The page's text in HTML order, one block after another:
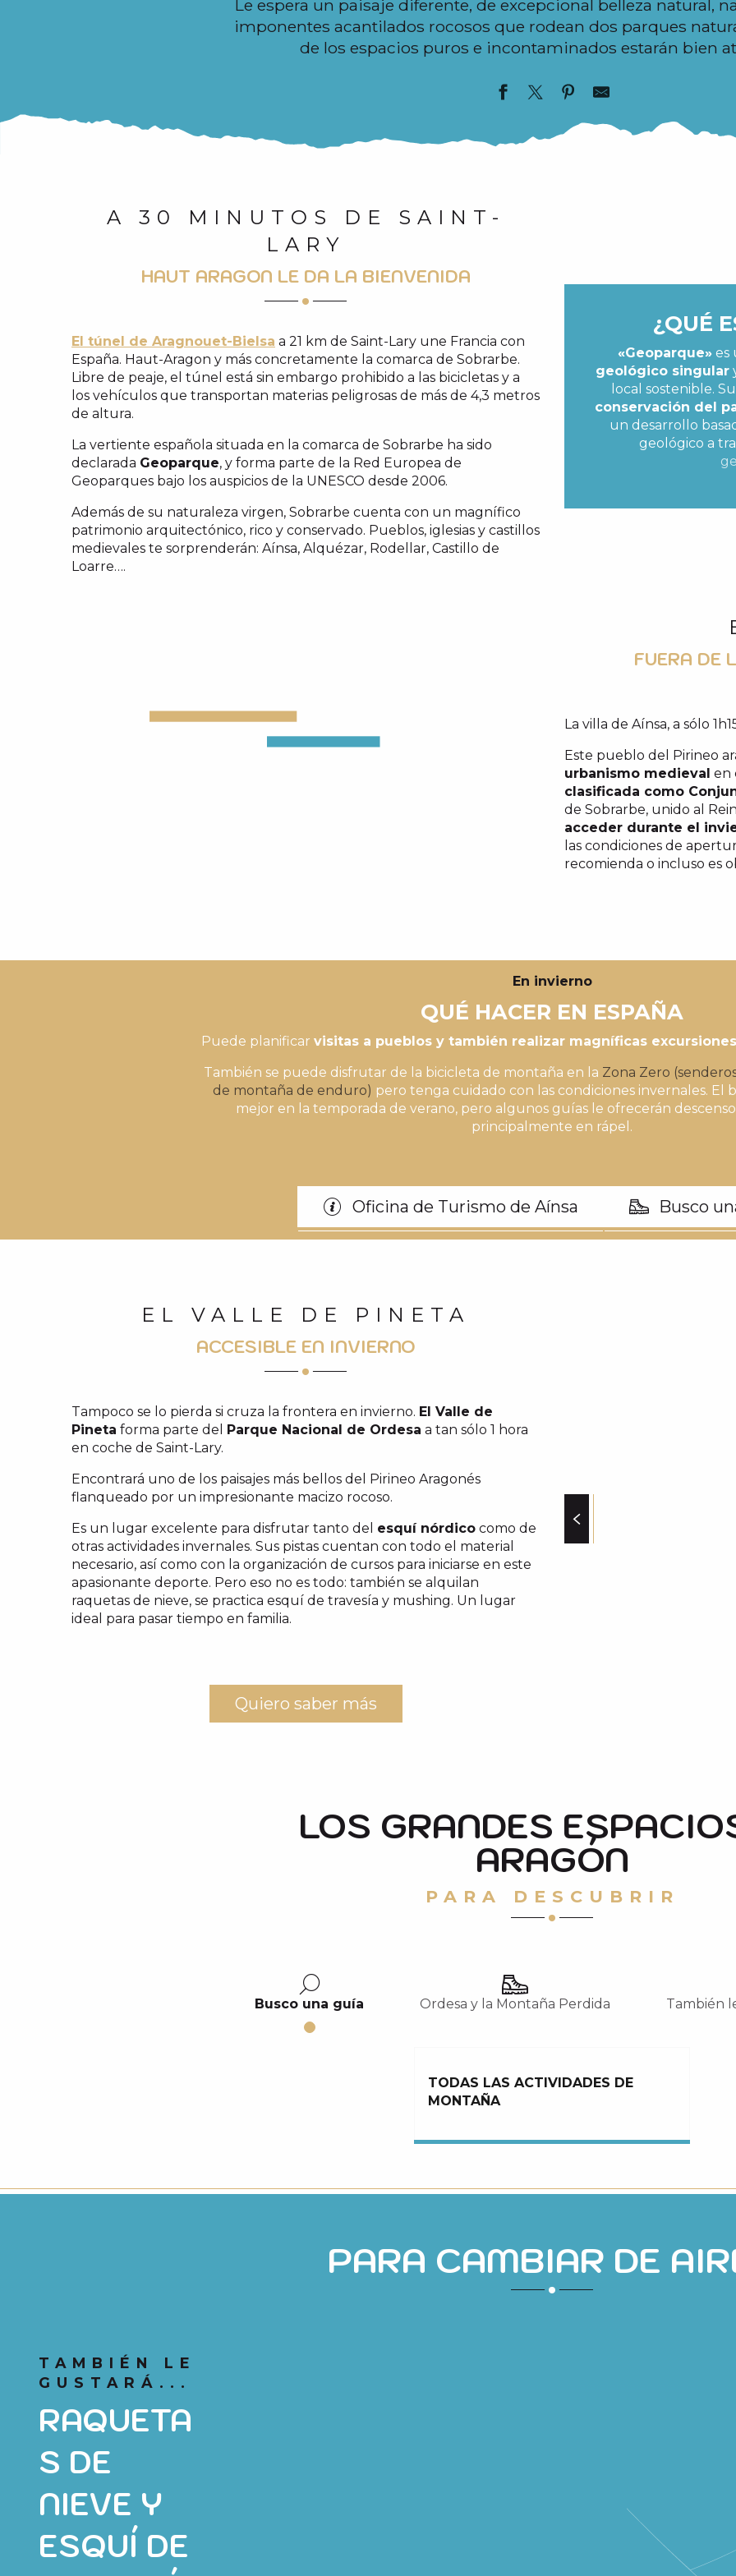
Le espera un paisaje diferente, de excepcional belleza natural,
imponentes acantilados rocosos que rodean dos parques
de los espacios puros e incontaminados estarán bien
A 30 MINUTOS DE SAINT-
LARY
HAUT ARAGON LE DA LA BIENVENIDA
El túnel de Aragnouet-Bielsa a 21 km de Saint-Lary une Francia con
España. Haut-Aragon y más concretamente la comarca de Sobrarbe.
Libre de peaje, el túnel está sin embargo prohibido a las bicicletas y a
los vehículos que transportan materias peligrosas de más de 4,3 metros
de altura.
La vertiente española situada en la comarca de Sobrarbe ha sido
declarada Geoparque, y forma parte de la Red Europea de
Geoparques bajo los auspicios de la UNESCO desde 2006.
Además de su naturaleza virgen, Sobrarbe cuenta con un magnífico
patrimonio arquitectónico, rico y conservado. Pueblos, iglesias y castillos
medievales te sorprenderán: Aínsa, Alquézar, Rodellar, Castillo de
Loarre….
¿QUÉ
«Geoparque» es
geológico singular
local sostenible.
conservación del
un desarrollo
geológico a
FUERA DE
La villa de Aínsa, a sólo
Este pueblo del Pirineo
urbanismo medieval en
clasificada como
de Sobrarbe, unido al
acceder durante el
las condiciones de
recomienda o incluso es
En invierno
QUÉ HACER EN ESPAÑA
Puede planificar visitas a pueblos y también realizar magníficas
También se puede disfrutar de la bicicleta de montaña en la Zona Zero
de montaña de enduro) pero tenga cuidado con las condiciones invernales. El
mejor en la temporada de verano, pero algunos guías le ofrecerán
principalmente en rápel.
Oficina de Turismo de Aínsa Busco
EL VALLE DE PINETA
ACCESIBLE EN INVIERNO
Tampoco se lo pierda si cruza la frontera en invierno. El Valle de
Pineta forma parte del Parque Nacional de Ordesa a tan sólo 1 hora
en coche de Saint-Lary.
Encontrará uno de los paisajes más bellos del Pirineo Aragonés
flanqueado por un impresionante macizo rocoso.
Es un lugar excelente para disfrutar tanto del esquí nórdico como de
otras actividades invernales. Sus pistas cuentan con todo el material
necesario, así como con la organización de cursos para iniciarse en este
apasionante deporte. Pero eso no es todo: también se alquilan
raquetas de nieve, se practica esquí de travesía y mushing. Un lugar
ideal para pasar tiempo en familia.
Quiero saber más
LOS GRANDES
ARAGÓN
PARA DESCUBRIR
Busco una guía Ordesa y la Montaña Perdida También
TODAS LAS ACTIVIDADES DE
MONTAÑA
PARA CAMBIAR DE
TAMBIÉN LE
GUSTARÁ...
RAQUETA
S DE
NIEVE Y
ESQUÍ DE
EXCURSIÓN FAMILIAR CON RAQUETAS DE NIEVE